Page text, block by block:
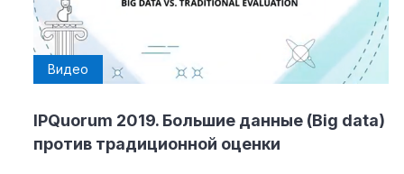
Видео
IPQuorum 2019. Большие данные (Big data)
против традиционной оценки